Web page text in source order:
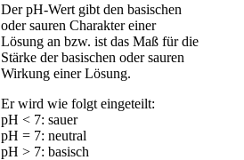
Der pH-Wert gibt den basischen
oder sauren Charakter einer
Lösung an bzw. ist das Maß für die
Stärke der basischen oder sauren
Wirkung einer Lösung.
Er wird wie folgt eingeteilt:
pH < 7: sauer
pH = 7: neutral
pH > 7: basisch